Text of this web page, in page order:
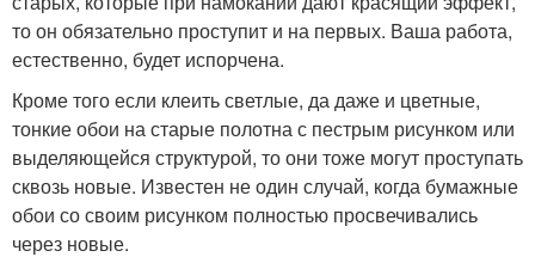
то он обязательно проступит и на первых. Ваша работа,
естественно, будет испорчена.
Кроме того если клеить светлые, да даже и цветные,
тонкие обои на старые полотна с пестрым рисунком или
выделяющейся структурой, то они тоже могут проступать
сквозь новые. Известен не один случай, когда бумажные
обои со своим рисунком полностью просвечивались
через новые.